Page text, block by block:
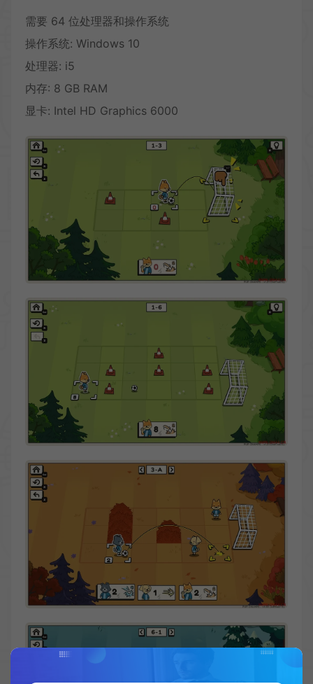
需要 64 位处理器和操作系统
操作系统: Windows 10
处理器: i5
内存: 8 GB RAM
显卡: Intel HD Graphics 6000